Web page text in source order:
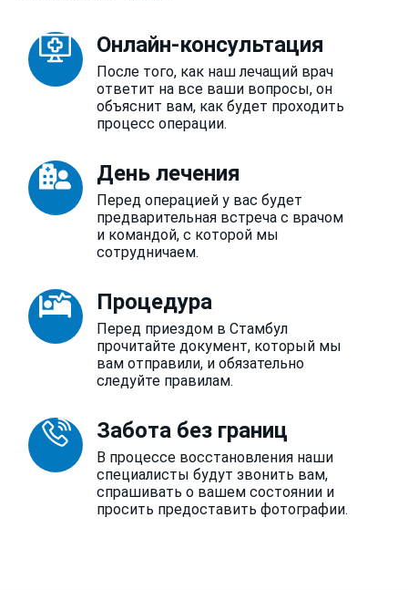
Онлайн-консультация
После того, как наш лечащий врач
ответит на все ваши вопросы, он
объяснит вам, как будет проходить
процесс операции.
День лечения
Перед операцией у вас будет
предварительная встреча с врачом
и командой, с которой мы
сотрудничаем.
Процедура
Перед приездом в Стамбул
прочитайте документ, который мы
вам отправили, и обязательно
следуйте правилам.
Забота без границ
В процессе восстановления наши
специалисты будут звонить вам,
спрашивать о вашем состоянии и
просить предоставить фотографии.